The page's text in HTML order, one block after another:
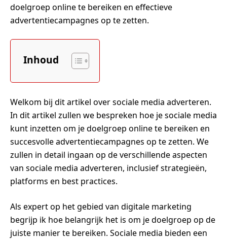
doelgroep online te bereiken en effectieve
advertentiecampagnes op te zetten.
Inhoud
Welkom bij dit artikel over sociale media adverteren.
In dit artikel zullen we bespreken hoe je sociale media
kunt inzetten om je doelgroep online te bereiken en
succesvolle advertentiecampagnes op te zetten. We
zullen in detail ingaan op de verschillende aspecten
van sociale media adverteren, inclusief strategieën,
platforms en best practices.
Als expert op het gebied van digitale marketing
begrijp ik hoe belangrijk het is om je doelgroep op de
juiste manier te bereiken. Sociale media bieden een